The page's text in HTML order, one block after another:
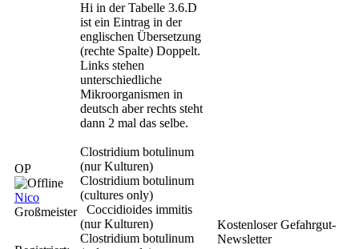
OP
Nico
Großmeister
Hi in der Tabelle 3.6.D
ist ein Eintrag in der
englischen Übersetzung
(rechte Spalte) Doppelt.
Links stehen
unterschiedliche
Mikroorganismen in
deutsch aber rechts steht
dann 2 mal das selbe.
Clostridium botulinum
(nur Kulturen)
Clostridium botulinum
(cultures only)
Coccidioides immitis
(nur Kulturen)
Clostridium botulinum
Kostenloser Gefahrgut-
Newsletter